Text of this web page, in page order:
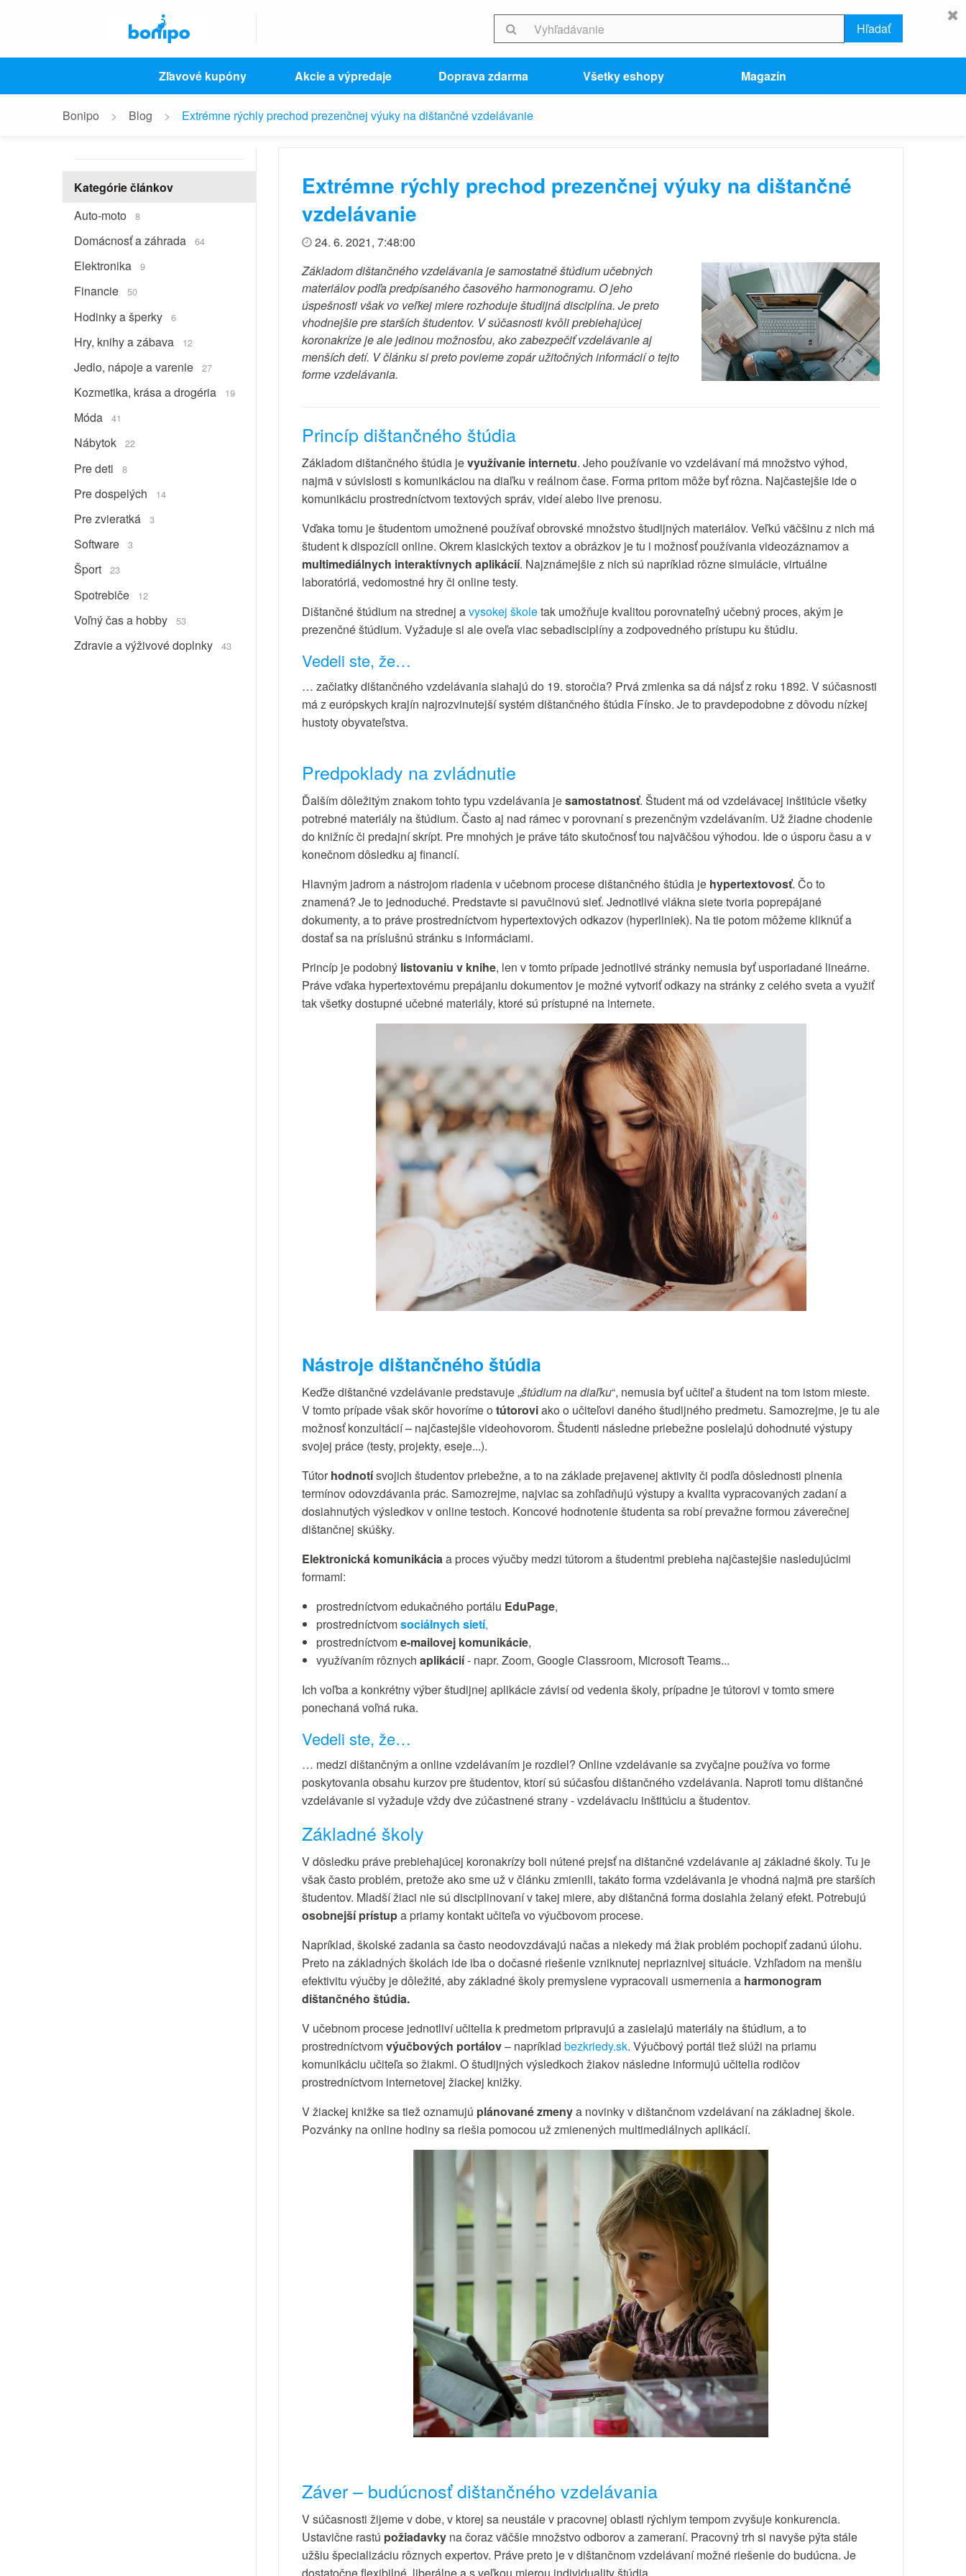
Hľadať
Zľavové kupóny Akcie a výpredaje Doprava zdarma Všetky eshopy Magazín
Bonipo Blog Extrémne rýchly prechod prezenčnej výuky na dištančné vzdelávanie
Kategórie článkov
Auto-moto
8
Domácnosť a záhrada 64
Elektronika 9
Financie 50
Hodinky a šperky 6
Hry, knihy a zábava 12
Jedlo, nápoje a varenie 27
Kozmetika, krása a drogéria 19
Móda 41
Nábytok 22
Pre deti 8
Pre dospelých 14
Pre zvieratká 3
Software 3
Šport 23
Spotrebiče 12
Voľný čas a hobby 53
Zdravie a výživové doplnky 43
Extrémne rýchly prechod prezenčnej výuky na dištančné
vzdelávanie
24. 6. 2021, 7:48:00
Základom dištančného vzdelávania je samostatné štúdium učebných
materiálov podľa predpísaného časového harmonogramu. O jeho
úspešnosti však vo veľkej miere rozhoduje študijná disciplína. Je preto
vhodnejšie pre starších študentov. V súčasnosti kvôli prebiehajúcej
koronakríze je ale jedinou možnosťou, ako zabezpečiť vzdelávanie aj
menších detí. V článku si preto povieme zopár užitočných informácií o tejto
forme vzdelávania.
Princíp dištančného štúdia
Základom dištančného štúdia jevyužívanie internetu. Jeho používanie vo vzdelávaní má množstvo výhod,
najmä v súvislosti s komunikáciou na diaľku v reálnom čase. Forma pritom môže byť rôzna. Najčastejšie ide o
komunikáciu prostredníctvom textových správ, videí alebo live prenosu.
Vďaka tomu je študentom umožnené používať obrovské množstvo študijných materiálov. Veľkú väčšinu z nich má
študent k dispozícii online. Okrem klasických textov a obrázkov je tu i možnosť používania videozáznamov a
multimediálnych interaktívnych aplikácií. Najznámejšie z nich sú napríklad rôzne simulácie, virtuálne
laboratóriá, vedomostné hry či online testy.
Dištančné štúdium na strednej avysokej školetak umožňuje kvalitou porovnateľný učebný proces, akým je
prezenčné štúdium. Vyžaduje si ale oveľa viac sebadisciplíny a zodpovedného prístupu ku štúdiu.
Vedeli ste, že…
… začiatky dištančného vzdelávania siahajú do 19. storočia? Prvá zmienka sa dá nájsť z roku 1892. V súčasnosti
má z európskych krajín najrozvinutejší systém dištančného štúdia Fínsko. Je to pravdepodobne z dôvodu nízkej
hustoty obyvateľstva.
Predpoklady na zvládnutie
Ďalším dôležitým znakom tohto typu vzdelávania jesamostatnosť. Študent má od vzdelávacej inštitúcie všetky
potrebné materiály na štúdium. Často aj nad rámec v porovnaní s prezenčným vzdelávaním. Už žiadne chodenie
do knižníc či predajní skrípt. Pre mnohých je práve táto skutočnosť tou najväčšou výhodou. Ide o úsporu času a v
konečnom dôsledku aj financií.
Hlavným jadrom a nástrojom riadenia v učebnom procese dištančného štúdia je hypertextovosť. Čo to
znamená? Je to jednoduché. Predstavte si pavučinovú sieť. Jednotlivé vlákna siete tvoria poprepájané
dokumenty, a to práve prostredníctvom hypertextových odkazov (hyperliniek). Na tie potom môžeme kliknúť a
dostať sa na príslušnú stránku s informáciami.
Princíp je podobný listovaniu v knihe, len v tomto prípade jednotlivé stránky nemusia byť usporiadané lineárne.
Práve vďaka hypertextovému prepájaniu dokumentov je možné vytvoriť odkazy na stránky z celého sveta a využiť
tak všetky dostupné učebné materiály, ktoré sú prístupné na internete.
Nástroje dištančného štúdia
Keďže dištančné vzdelávanie predstavuje „štúdium na diaľku“, nemusia byť učiteľ a študent na tom istom mieste.
V tomto prípade však skôr hovoríme o tútoroviako o učiteľovi daného študijného predmetu. Samozrejme, je tu ale
možnosť konzultácií – najčastejšie videohovorom. Študenti následne priebežne posielajú dohodnuté výstupy
svojej práce (testy, projekty, eseje...).
Tútorhodnotísvojich študentov priebežne, a to na základe prejavenej aktivity či podľa dôslednosti plnenia
termínov odovzdávania prác. Samozrejme, najviac sa zohľadňujú výstupy a kvalita vypracovaných zadaní a
dosiahnutých výsledkov v online testoch. Koncové hodnotenie študenta sa robí prevažne formou záverečnej
dištančnej skúšky.
Elektronická komunikáciaa proces výučby medzi tútorom a študentmi prebieha najčastejšie nasledujúcimi
formami:
prostredníctvom edukačného portálu EduPage,
prostredníctvomsociálnych sietí,
prostredníctvome-mailovej komunikácie,
využívaním rôznych aplikácií- napr. Zoom, Google Classroom, Microsoft Teams...
Ich voľba a konkrétny výber študijnej aplikácie závisí od vedenia školy, prípadne je tútorovi v tomto smere
ponechaná voľná ruka.
Vedeli ste, že…
… medzi dištančným a online vzdelávaním je rozdiel? Online vzdelávanie sa zvyčajne používa vo forme
poskytovania obsahu kurzov pre študentov, ktorí sú súčasťou dištančného vzdelávania. Naproti tomu dištančné
vzdelávanie si vyžaduje vždy dve zúčastnené strany - vzdelávaciu inštitúciu a študentov.
Základné školy
V dôsledku práve prebiehajúcej koronakrízy boli nútené prejsť na dištančné vzdelávanie aj základné školy. Tu je
však často problém, pretože ako sme už v článku zmienili, takáto forma vzdelávania je vhodná najmä pre starších
študentov. Mladší žiaci nie sú disciplinovaní v takej miere, aby dištančná forma dosiahla želaný efekt. Potrebujú
osobnejší prístupa priamy kontakt učiteľa vo výučbovom procese.
Napríklad, školské zadania sa často neodovzdávajú načas a niekedy má žiak problém pochopiť zadanú úlohu.
Preto na základných školách ide iba o dočasné riešenie vzniknutej nepriaznivej situácie. Vzhľadom na menšiu
efektivitu výučby je dôležité, aby základné školy premyslene vypracovali usmernenia a harmonogram
dištančného štúdia.
V učebnom procese jednotliví učitelia k predmetom pripravujú a zasielajú materiály na štúdium, a to
prostredníctvomvýučbových portálov– napríklad bezkriedy.sk. Výučbový portál tiež slúži na priamu
komunikáciu učiteľa so žiakmi. O študijných výsledkoch žiakov následne informujú učitelia rodičov
prostredníctvom internetovej žiackej knižky.
V žiackej knižke sa tiež oznamujú plánované zmenya novinky v dištančnom vzdelávaní na základnej škole.
Pozvánky na online hodiny sa riešia pomocou už zmienených multimediálnych aplikácií.
Záver – budúcnosť dištančného vzdelávania
V súčasnosti žijeme v dobe, v ktorej sa neustále v pracovnej oblasti rýchlym tempom zvyšuje konkurencia.
Ustavične rastú požiadavky na čoraz väčšie množstvo odborov a zameraní. Pracovný trh si navyše pýta stále
užšiu špecializáciu rôznych expertov. Práve preto je v dištančnom vzdelávaní možné riešenie do budúcna. Je